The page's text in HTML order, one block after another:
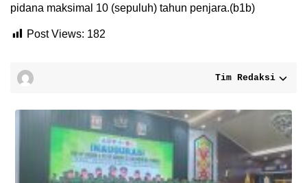
pidana maksimal 10 (sepuluh) tahun penjara.(b1b)
Post Views: 182
Tim Redaksi